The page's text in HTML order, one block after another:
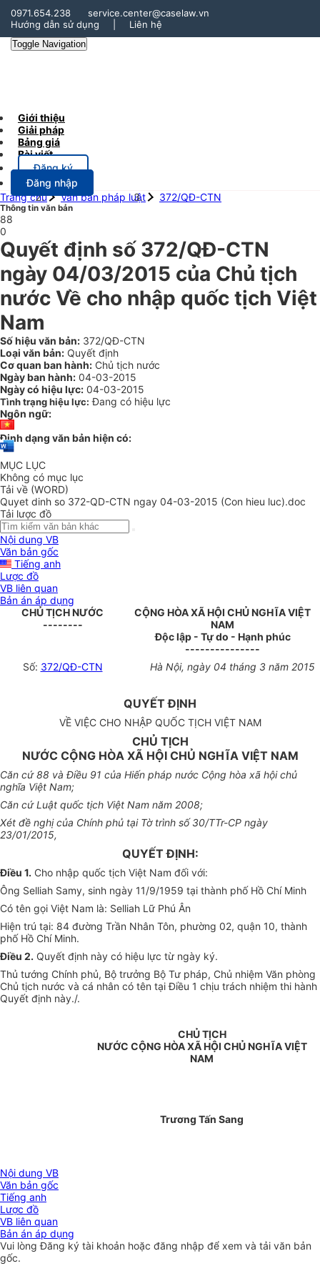
0971.654.238
service.center@caselaw.vn
Hướng dẫn sử dụng
Liên hệ
Toggle Navigation
Giới thiệu
Giải pháp
Bảng giá
Bài viết
Đăng ký
Đăng nhập
Trang chủ
Văn bản pháp luật 372/QĐ-CTN
Thông tin văn bản
88
0
Quyết định số 372/QĐ-CTN
ngày 04/03/2015 của Chủ tịch
nước Về cho nhập quốc tịch Việt
Nam
Số hiệu văn bản: 372/QĐ-CTN
Loại văn bản: Quyết định
Cơ quan ban hành: Chủ tịch nước
Ngày ban hành: 04-03-2015
Ngày có hiệu lực: 04-03-2015
Tình trạng hiệu lực: Đang có hiệu lực
Ngôn ngữ:
Định dạng văn bản hiện có:
MỤC LỤC
Không có mục lục
Tải về (WORD)
Quyet dinh so 372-QD-CTN ngay 04-03-2015 (Con hieu luc).doc
Tải lược đồ
Nội dung VB
Văn bản gốc
Tiếng anh
Lược đồ
VB liên quan
Bản án áp dụng
CHỦ TỊCH NƯỚC
--------
CỘNG HÒA XÃ HỘI CHỦ NGHĨA VIỆT
NAM
Độc lập - Tự do - Hạnh phúc
---------------
Số: 372/QĐ-CTN Hà Nội, ngày 04 tháng 3 năm 2015
QUYẾT ĐỊNH
VỀ VIỆC CHO NHẬP QUỐC TỊCH VIỆT NAM
CHỦ TỊCH
NƯỚC CỘNG HÒA XÃ HỘI CHỦ NGHĨA VIỆT NAM
Căn cứ 88 và Điều 91 của Hiến pháp nước Cộng hòa xã hội chủ
nghĩa Việt Nam;
Căn cứ Luật quốc tịch Việt Nam năm 2008;
Xét đề nghị của Chính phủ tại Tờ trình số 30/TTr-CP ngày
23/01/2015,
QUYẾT ĐỊNH:
Điều 1. Cho nhập quốc tịch Việt Nam đối với:
Ông Selliah Samy, sinh ngày 11/9/1959 tại thành phố Hồ Chí Minh
Có tên gọi Việt Nam là: Selliah Lữ Phú Ân
Hiện trú tại: 84 đường Trần Nhân Tôn, phường 02, quận 10, thành
phố Hồ Chí Minh.
Điều 2. Quyết định này có hiệu lực từ ngày ký.
Thủ tướng Chính phủ, Bộ trưởng Bộ Tư pháp, Chủ nhiệm Văn phòng
Chủ tịch nước và cá nhân có tên tại Điều 1 chịu trách nhiệm thi hành
Quyết định này./.
CHỦ TỊCH
NƯỚC CỘNG HÒA XÃ HỘI CHỦ NGHĨA VIỆT
NAM
Trương Tấn Sang
Nội dung VB
Văn bản gốc
Tiếng anh
Lược đồ
VB liên quan
Bản án áp dụng
Vui lòngĐăng ký tài khoản hoặc đăng nhập để xem và tải văn bản
gốc.